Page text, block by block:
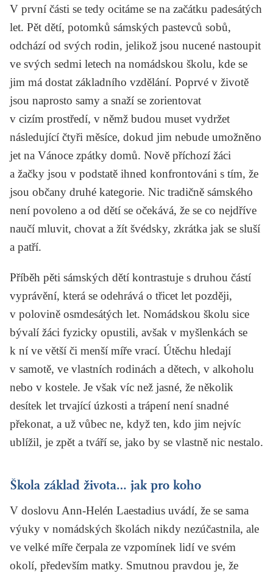
V první části se tedy ocitáme se na začátku padesátých
let. Pět dětí, potomků sámských pastevců sobů,
odchází od svých rodin, jelikož jsou nucené nastoupit
ve svých sedmi letech na nomádskou školu, kde se
jim má dostat základního vzdělání. Poprvé v životě
jsou naprosto samy a snaží se zorientovat
v cizím prostředí, v němž budou muset vydržet
následující čtyři měsíce, dokud jim nebude umožněno
jet na Vánoce zpátky domů. Nově příchozí žáci
a žačky jsou v podstatě ihned konfrontováni s tím, že
jsou občany druhé kategorie. Nic tradičně sámského
není povoleno a od dětí se očekává, že se co nejdříve
naučí mluvit, chovat a žít švédsky, zkrátka jak se sluší
a patří.
Příběh pěti sámských dětí kontrastuje s druhou částí
vyprávění, která se odehrává o třicet let později,
v polovině osmdesátých let. Nomádskou školu sice
bývalí žáci fyzicky opustili, avšak v myšlenkách se
k ní ve větší či menší míře vrací. Útěchu hledají
v samotě, ve vlastních rodinách a dětech, v alkoholu
nebo v kostele. Je však víc než jasné, že několik
desítek let trvající úzkosti a trápení není snadné
překonat, a už vůbec ne, když ten, kdo jim nejvíc
ublížil, je zpět a tváří se, jako by se vlastně nic nestalo.
Škola základ života… jak pro koho
V doslovu Ann-Helén Laestadius uvádí, že se sama
výuky v nomádských školách nikdy nezúčastnila, ale
ve velké míře čerpala ze vzpomínek lidí ve svém
okolí, především matky. Smutnou pravdou je, že